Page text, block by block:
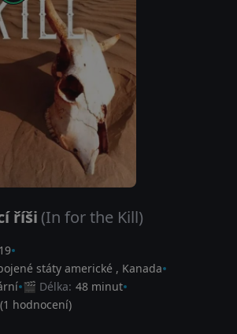
říši (In for the Kill)
státy americké , Kanada
🎬 Délka: 48 minut
1 hodnocení)